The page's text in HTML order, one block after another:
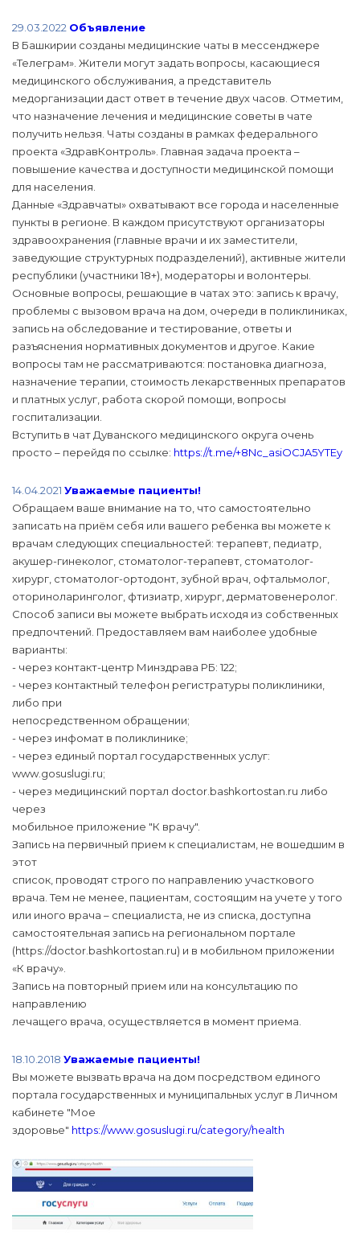
29.03.2022 Объявление
В Башкирии созданы медицинские чаты в мессенджере
«Телеграм». Жители могут задать вопросы, касающиеся
медицинского обслуживания, а представитель
медорганизации даст ответ в течение двух часов. Отметим,
что назначение лечения и медицинские советы в чате
получить нельзя. Чаты созданы в рамках федерального
проекта «ЗдравКонтроль». Главная задача проекта –
повышение качества и доступности медицинской помощи
для населения.
Данные «Здравчаты» охватывают все города и населенные
пункты в регионе. В каждом присутствуют организаторы
здравоохранения (главные врачи и их заместители,
заведующие структурных подразделений), активные жители
республики (участники 18+), модераторы и волонтеры.
Основные вопросы, решающие в чатах это: запись к врачу,
проблемы с вызовом врача на дом, очереди в поликлиниках,
запись на обследование и тестирование, ответы и
разъяснения нормативных документов и другое. Какие
вопросы там не рассматриваются: постановка диагноза,
назначение терапии, стоимость лекарственных препаратов
и платных услуг, работа скорой помощи, вопросы
госпитализации.
Вступить в чат Дуванского медицинского округа очень
просто – перейдя по ссылке: https://t.me/+8Nc_asiOCJA5YTEy
14.04.2021 Уважаемые пациенты!
Обращаем ваше внимание на то, что самостоятельно
записать на приём себя или вашего ребенка вы можете к
врачам следующих специальностей: терапевт, педиатр,
акушер-гинеколог, стоматолог-терапевт, стоматолог-
хирург, стоматолог-ортодонт, зубной врач, офтальмолог,
оториноларинголог, фтизиатр, хирург, дерматовенеролог.
Способ записи вы можете выбрать исходя из собственных
предпочтений. Предоставляем вам наиболее удобные
варианты:
- через контакт-центр Минздрава РБ: 122;
- через контактный телефон регистратуры поликлиники,
либо при
непосредственном обращении;
- через инфомат в поликлинике;
- через единый портал государственных услуг:
www.gosuslugi.ru;
- через медицинский портал doctor.bashkortostan.ru либо
через
мобильное приложение "К врачу".
Запись на первичный прием к специалистам, не вошедшим в
этот
список, проводят строго по направлению участкового
врача. Тем не менее, пациентам, состоящим на учете у того
или иного врача – специалиста, не из списка, доступна
самостоятельная запись на региональном портале
(https://doctor.bashkortostan.ru) и в мобильном приложении
«К врачу».
Запись на повторный прием или на консультацию по
направлению
лечащего врача, осуществляется в момент приема.
18.10.2018 Уважаемые пациенты!
Вы можете вызвать врача на дом посредством единого
портала государственных и муниципальных услуг в Личном
кабинете "Мое
здоровье" https://www.gosuslugi.ru/category/health